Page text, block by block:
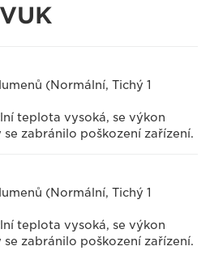
(Normální, Tichý 1
teplota vysoká, se výkon
se zabránilo poškození zařízení.
(Normální, Tichý 1
teplota vysoká, se výkon
se zabránilo poškození zařízení.